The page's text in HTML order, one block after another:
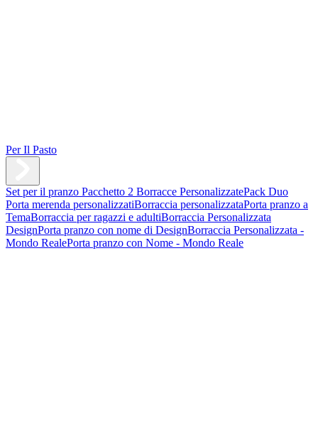
Per Il Pasto
Set per il pranzo Pacchetto 2 Borracce PersonalizzatePack Duo
Porta merenda personalizzatiBorraccia personalizzataPorta pranzo a
TemaBorraccia per ragazzi e adultiBorraccia Personalizzata
DesignPorta pranzo con nome di DesignBorraccia Personalizzata -
Mondo RealePorta pranzo con Nome - Mondo Reale